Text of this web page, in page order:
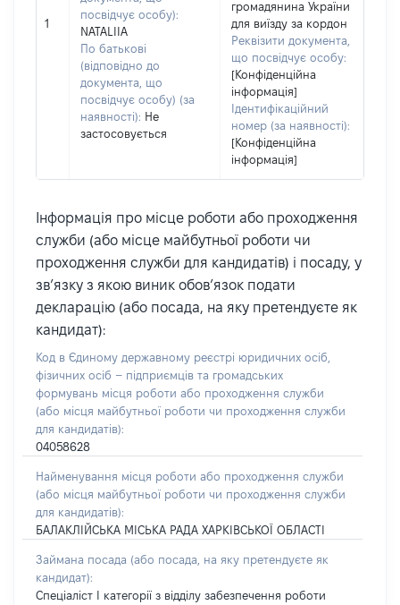
1
посвідчує особу):
NATALIIA
По батькові
(відповідно до
документа, що
посвідчує особу) (за
наявності): Не
застосовується
громадянина України
для виїзду за кордон
Реквізити документа,
що посвідчує особу:
[Конфіденційна
інформація]
Ідентифікаційний
номер (за наявності):
[Конфіденційна
інформація]
Інформація про місце роботи або проходження
служби (або місце майбутньої роботи чи
проходження служби для кандидатів) і посаду, у
зв’язку з якою виник обов’язок подати
декларацію (або посада, на яку претендуєте як
кандидат):
Код в Єдиному державному реєстрі юридичних осіб,
фізичних осіб – підприємців та громадських
формувань місця роботи або проходження служби
(або місця майбутньої роботи чи проходження служби
для кандидатів):
04058628
Найменування місця роботи або проходження служби
(або місця майбутньої роботи чи проходження служби
для кандидатів):
БАЛАКЛІЙСЬКА МІСЬКА РАДА ХАРКІВСЬКОЇ ОБЛАСТІ
Займана посада (або посада, на яку претендуєте як
кандидат):
Спеціаліст І категорії з відділу забезпечення роботи